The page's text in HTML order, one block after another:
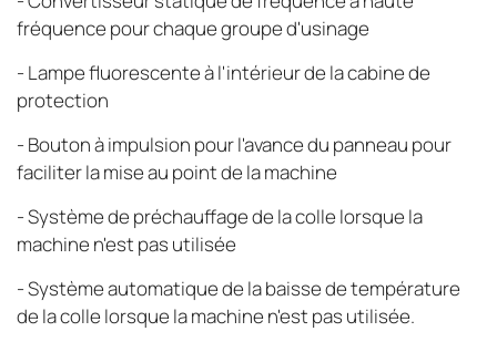
fréquence pour chaque groupe d'usinage
- Lampe fluorescente à l'intérieur de la cabine de
protection
- Bouton à impulsion pour l'avance du panneau pour
faciliter la mise au point de la machine
- Système de préchauffage de la colle lorsque la
machine n'est pas utilisée
- Système automatique de la baisse de température
de la colle lorsque la machine n'est pas utilisée.